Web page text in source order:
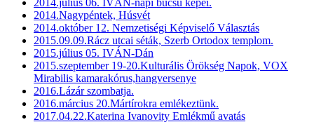
2014.júliús 06. IVÁN-napi búcsú képei.
2014.Nagypéntek, Húsvét
2014.október 12. Nemzetiségi Képviselő Választás
2015.09.09.Rácz utcai séták, Szerb Ortodox templom.
2015.július 05. IVÁN-Dán
2015.szeptember 19-20.Kulturális Örökség Napok, VOX
Mirabilis kamarakórus,hangversenye
2016.Lázár szombatja.
2016.március 20.Mártírokra emlékeztünk.
2017.04.22.Katerina Ivanovity Emlékmű avatás